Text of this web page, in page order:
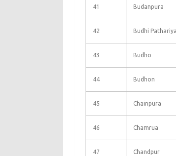
41 Budanpura
42 Budhi Pathariya
43 Budho
44 Budhon
45 Chainpura
46 Chamrua
47 Chandpur